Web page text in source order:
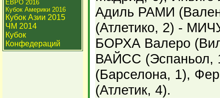
ЕВРО 2016
Кубок Америки 2016
Кубок Азии 2015
ЧМ 2014
Кубок
Конфедераций
Адиль РАМИ
(Атлетико, 2) -
БОРХА Валеро
ВАЙСС (Эспаньол,
(Барселона, 1),
(Атлетик, 4).